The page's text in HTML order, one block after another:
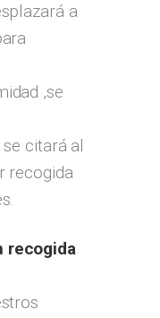
a
,se
citará al
recogida
recogida